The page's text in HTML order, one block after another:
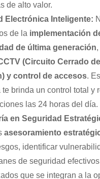
de alto valor.
Electrónica Inteligente:
de la implementación
de última generación
(Circuito Cerrado de
y control de accesos.
brinda un control total y
las 24 horas del día.
en Seguridad
asesoramiento
identificar
de seguridad
que se integran a la